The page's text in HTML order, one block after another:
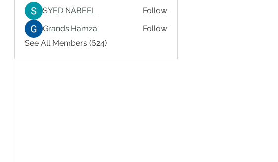
SYED NABEEL
Follow
Grands Hamza
Follow
See All Members (624)